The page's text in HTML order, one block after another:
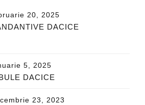
20, 2025
DACICE
5, 2025
DACICE
23, 2023